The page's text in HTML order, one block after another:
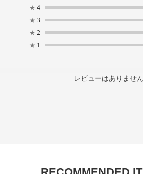
★ 4
★ 3
★ 2
★ 1
レビューはありません